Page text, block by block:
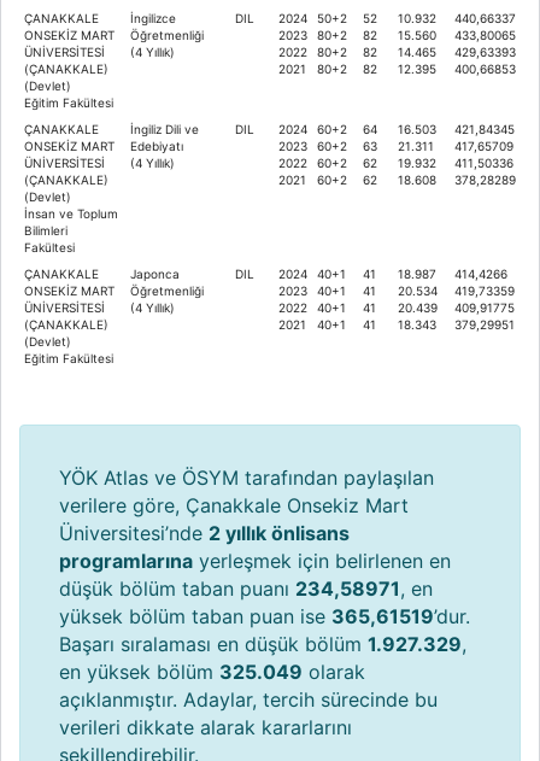
ÇANAKKALE
ONSEKİZ MART
ÜNİVERSİTESİ
(ÇANAKKALE)
(Devlet)
Eğitim Fakültesi
İngilizce
Öğretmenliği
(4 Yıllık)
DIL
2024
2023
2022
2021
50+2
80+2
80+2
80+2
52
82
82
82
10.932
15.560
14.465
12.395
440,66337
433,80065
429,63393
400,66853
ÇANAKKALE
ONSEKİZ MART
ÜNİVERSİTESİ
(ÇANAKKALE)
(Devlet)
İnsan ve Toplum
Bilimleri
Fakültesi
İngiliz Dili ve
Edebiyatı
(4 Yıllık)
DIL
2024
2023
2022
2021
60+2
60+2
60+2
60+2
64
63
62
62
16.503
21.311
19.932
18.608
421,84345
417,65709
411,50336
378,28289
ÇANAKKALE
ONSEKİZ MART
ÜNİVERSİTESİ
(ÇANAKKALE)
(Devlet)
Eğitim Fakültesi
Japonca
Öğretmenliği
(4 Yıllık)
DIL
2024
2023
2022
2021
40+1
40+1
40+1
40+1
41
41
41
41
18.987
20.534
20.439
18.343
414,4266
419,73359
409,91775
379,29951
YÖK Atlas ve ÖSYM tarafından paylaşılan
verilere göre, Çanakkale Onsekiz Mart
Üniversitesi’nde 2 yıllık önlisans
programlarına yerleşmek için belirlenen en
düşük bölüm taban puanı 234,58971, en
yüksek bölüm taban puan ise 365,61519’dur.
Başarı sıralaması en düşük bölüm 1.927.329,
en yüksek bölüm 325.049 olarak
açıklanmıştır. Adaylar, tercih sürecinde bu
verileri dikkate alarak kararlarını
şekillendirebilir.